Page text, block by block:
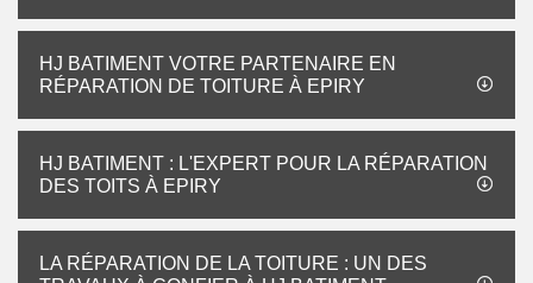
HJ BATIMENT VOTRE PARTENAIRE EN
RÉPARATION DE TOITURE À EPIRY
HJ BATIMENT : L'EXPERT POUR LA RÉPARATION
DES TOITS À EPIRY
LA RÉPARATION DE LA TOITURE : UN DES